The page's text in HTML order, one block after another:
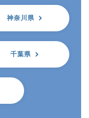
神奈川県
千葉県